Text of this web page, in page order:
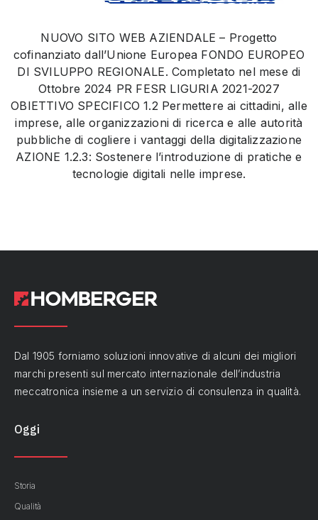
NUOVO SITO WEB AZIENDALE – Progetto
cofinanziato dall’Unione Europea FONDO EUROPEO
DI SVILUPPO REGIONALE. Completato nel mese di
Ottobre 2024 PR FESR LIGURIA 2021-2027
OBIETTIVO SPECIFICO 1.2 Permettere ai cittadini, alle
imprese, alle organizzazioni di ricerca e alle autorità
pubbliche di cogliere i vantaggi della digitalizzazione
AZIONE 1.2.3: Sostenere l’introduzione di pratiche e
tecnologie digitali nelle imprese.
Dal 1905 forniamo soluzioni innovative di alcuni dei migliori
marchi presenti sul mercato internazionale dell’industria
meccatronica insieme a un servizio di consulenza in qualità.
Oggi
Storia
Qualità